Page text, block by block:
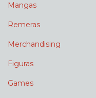
Mangas
Remeras
Merchandising
Figuras
Games